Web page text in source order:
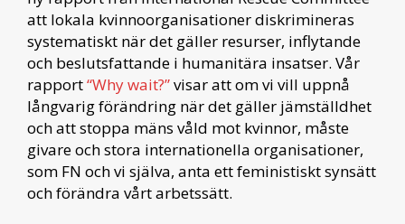
att lokala kvinnoorganisationer diskrimineras
systematiskt när det gäller resurser, inflytande
och beslutsfattande i humanitära insatser. Vår
rapport“Why wait?”visar att om vi vill uppnå
långvarig förändring när det gäller jämställdhet
och att stoppa mäns våld mot kvinnor, måste
givare och stora internationella organisationer,
som FN och vi själva, anta ett feministiskt synsätt
och förändra vårt arbetssätt.